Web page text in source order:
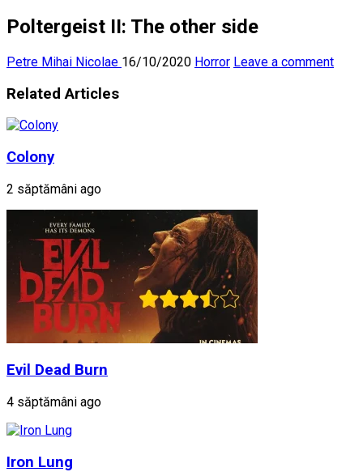
Poltergeist II: The other side
Petre Mihai Nicolae 16/10/2020 Horror Leave a comment
Related Articles
Colony
2 săptămâni ago
Evil Dead Burn
4 săptămâni ago
Iron Lung